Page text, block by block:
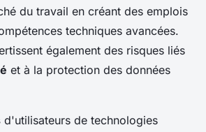
du travail en créant des emplois
techniques avancées.
également des risques liés
et à la protection des données
d'utilisateurs de technologies